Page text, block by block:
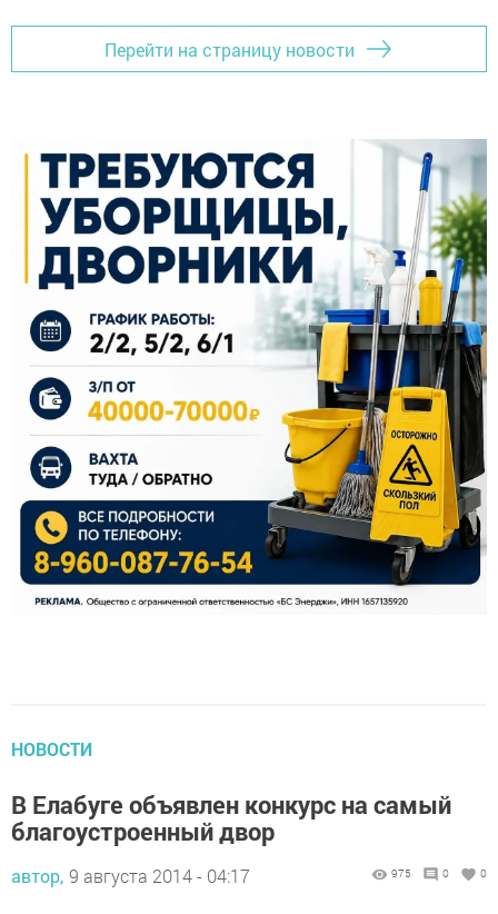
Перейти на страницу новости
НОВОСТИ
В Елабуге объявлен конкурс на самый
благоустроенный двор
автор, 9 августа 2014 - 04:17 975 0 0